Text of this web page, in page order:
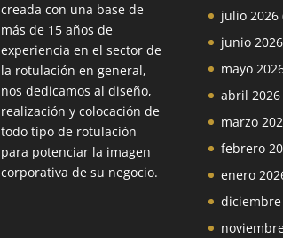
creada con una base de
más de 15 años de
experiencia en el sector de
la rotulación en general,
nos dedicamos al diseño,
realización y colocación de
todo tipo de rotulación
para potenciar la imagen
corporativa de su negocio.
julio 2026
junio 2026
mayo
abril 2026
marzo
febrero
enero
diciembre